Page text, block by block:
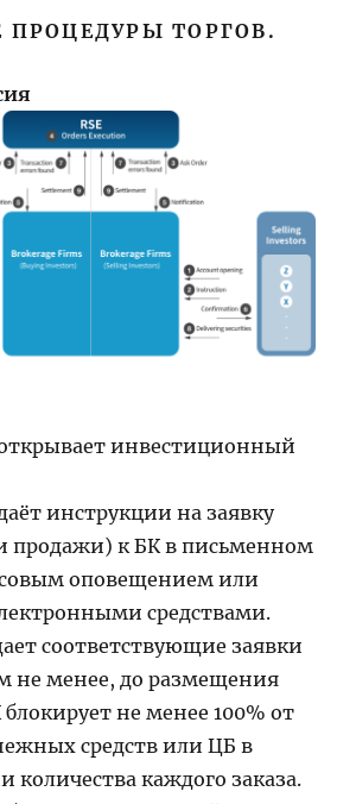
ТОРГОВ.
инвестиционный
инструкции на заявку
продажи) к БК в письменном
оповещением или
средствами.
соответствующие заявки
не менее, до размещения
не менее 100% от
средств или ЦБ в
количества каждого заказа.